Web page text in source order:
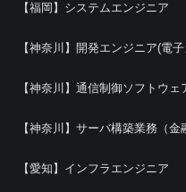
【福岡】システムエンジニア
【神奈川】開発エンジニア(電
【神奈川】通信制御ソフトウェ
【神奈川】サーバ構築業務（金
【愛知】インフラエンジニア